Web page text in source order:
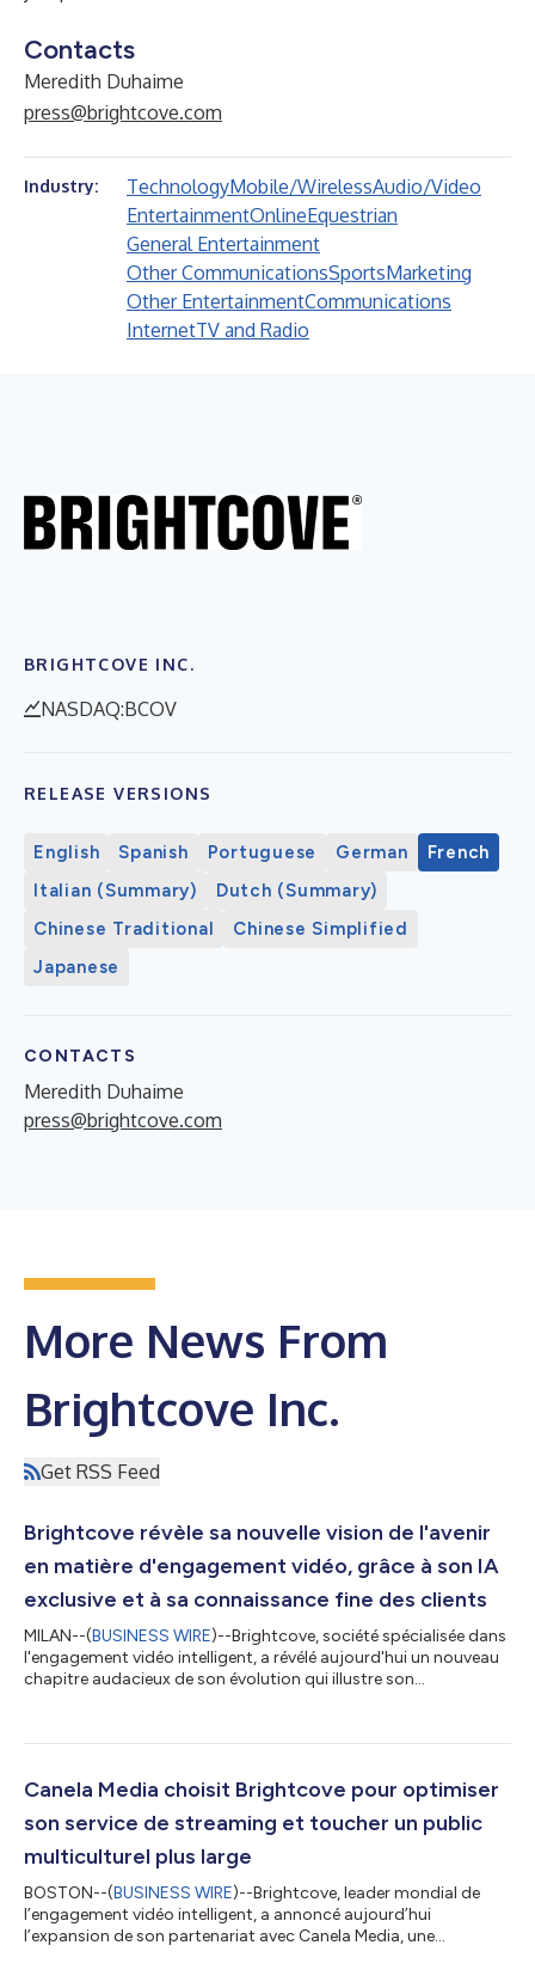
Contacts
Meredith Duhaime
press@brightcove.com
Industry: TechnologyMobile/WirelessAudio/Video
EntertainmentOnlineEquestrian
General Entertainment
Other CommunicationsSportsMarketing
Other EntertainmentCommunications
InternetTV and Radio
BRIGHTCOVE INC.
NASDAQ:BCOV
RELEASE VERSIONS
English Spanish Portuguese German
French
Italian (Summary)
Dutch (Summary)
Chinese Traditional
Chinese Simplified
Japanese
CONTACTS
Meredith Duhaime
press@brightcove.com
More News From
Brightcove Inc.
Get RSS Feed
Brightcove révèle sa nouvelle vision de l'avenir
en matière d'engagement vidéo, grâce à son IA
exclusive et à sa connaissance fine des clients
MILAN--(BUSINESS WIRE)--Brightcove, société spécialisée dans
l'engagement vidéo intelligent, a révélé aujourd'hui un nouveau
chapitre audacieux de son évolution qui illustre son
l'aide de son nouveau propriétaire, Bending Spoons, et de sa
plateforme afin de répondre aux demandes croissantes de ses
Canela Media choisit Brightcove pour optimiser
son service de streaming et toucher un public
multiculturel plus large
BOSTON--(BUSINESS WIRE)--Brightcove, leader mondial de
l’engagement vidéo intelligent, a annoncé aujourd’hui
l’expansion de son partenariat avec Canela Media, une